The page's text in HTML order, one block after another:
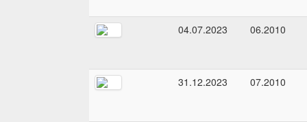
04.07.2023 06.2010
31.12.2023 07.2010